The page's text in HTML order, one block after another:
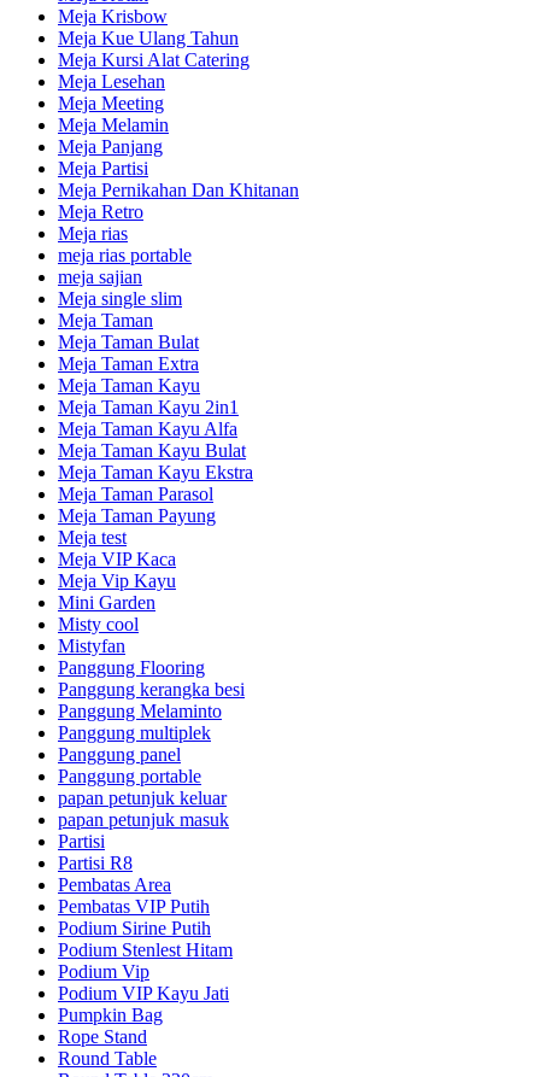
Meja Krisbow
Meja Kue Ulang Tahun
Meja Kursi Alat Catering
Meja Lesehan
Meja Meeting
Meja Melamin
Meja Panjang
Meja Partisi
Meja Pernikahan Dan Khitanan
Meja Retro
Meja rias
meja rias portable
meja sajian
Meja single slim
Meja Taman
Meja Taman Bulat
Meja Taman Extra
Meja Taman Kayu
Meja Taman Kayu 2in1
Meja Taman Kayu Alfa
Meja Taman Kayu Bulat
Meja Taman Kayu Ekstra
Meja Taman Parasol
Meja Taman Payung
Meja test
Meja VIP Kaca
Meja Vip Kayu
Mini Garden
Misty cool
Mistyfan
Panggung Flooring
Panggung kerangka besi
Panggung Melaminto
Panggung multiplek
Panggung panel
Panggung portable
papan petunjuk keluar
papan petunjuk masuk
Partisi
Partisi R8
Pembatas Area
Pembatas VIP Putih
Podium Sirine Putih
Podium Stenlest Hitam
Podium Vip
Podium VIP Kayu Jati
Pumpkin Bag
Rope Stand
Round Table